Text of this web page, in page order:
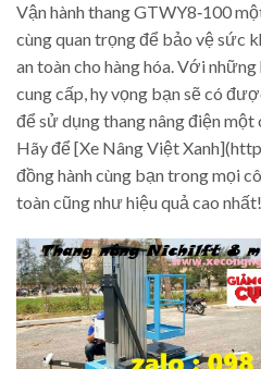
Vận hành thang GTWY8‑100
cùng quan trọng để bảo vệ sức
an toàn cho hàng hóa. Với
cung cấp, hy vọng bạn sẽ có
để sử dụng thang nâng điện một
Hãy để [Xe Nâng Việt
đồng hành cùng bạn trong mọi
toàn cũng như hiệu quả cao nhất!